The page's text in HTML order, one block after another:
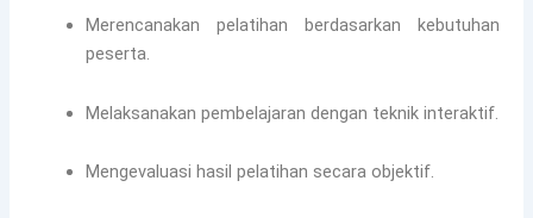
Merencanakan pelatihan berdasarkan kebutuhan
peserta.
Melaksanakan pembelajaran dengan teknik interaktif.
Mengevaluasi hasil pelatihan secara objektif.